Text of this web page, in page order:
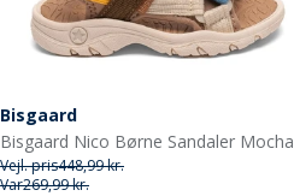
Bisgaard
Bisgaard Nico Børne Sandaler Mocha
Vejl. pris448,99 kr.
Var269,99 kr.